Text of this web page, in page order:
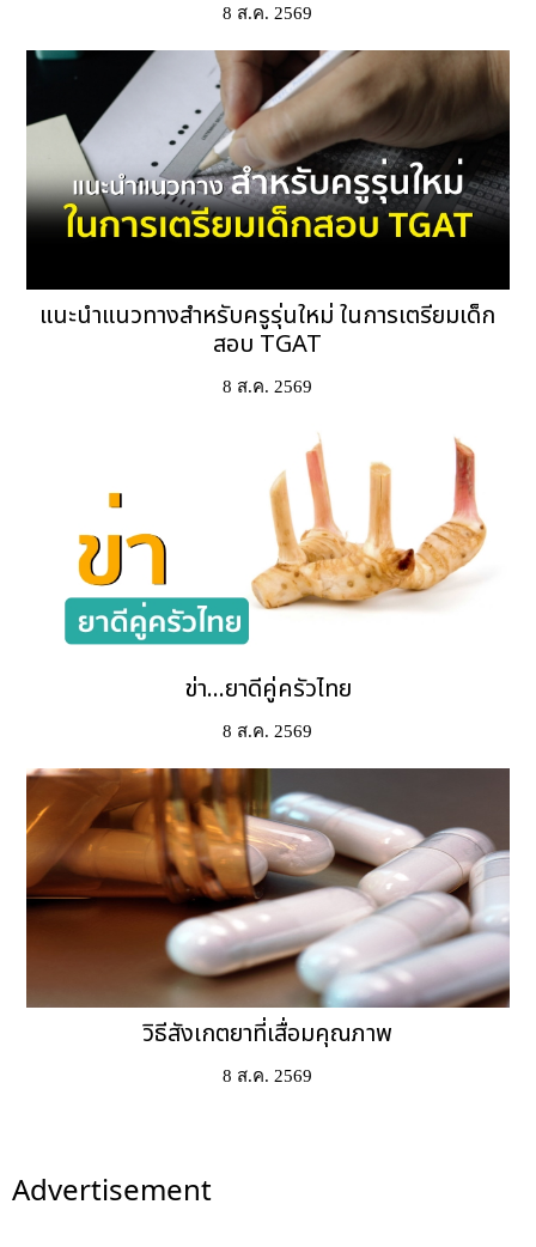
8 ส.ค. 2569
แนะนำแนวทางสำหรับครูรุ่นใหม่ ในการเตรียมเด็ก
สอบ TGAT
8 ส.ค. 2569
ข่า...ยาดีคู่ครัวไทย
8 ส.ค. 2569
วิธีสังเกตยาที่เสื่อมคุณภาพ
8 ส.ค. 2569
Advertisement